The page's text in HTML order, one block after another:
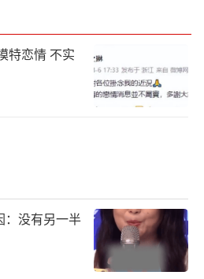
岁以上老人办理。
户年满18岁即可办理，
特恋情 不实
：没有另一半